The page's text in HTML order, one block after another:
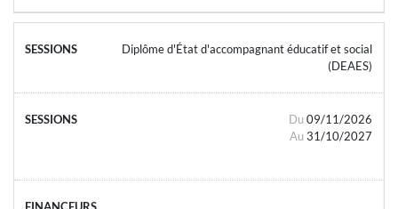
Diplôme d'État d'accompagnant éducatif et social
(DEAES)
Du 09/11/2026
Au 31/10/2027